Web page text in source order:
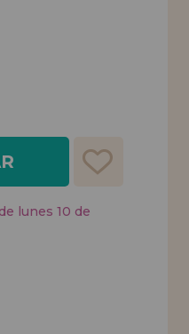
lunes 10 de